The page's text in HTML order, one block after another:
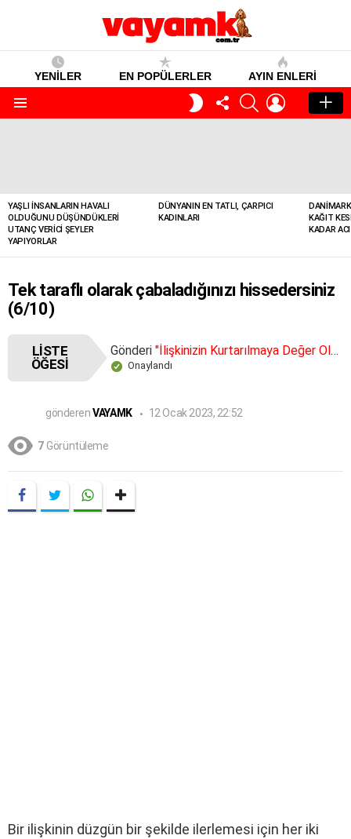
YENİLER EN POPÜLERLER AYIN ENLERI
GECE
MODU
TAKIP
ET
SEARCHGIRIŞ
YAŞLI İNSANLARIN HAVALI
OLDUĞUNU DÜŞÜNDÜKLERI
UTANÇ VERICI ŞEYLER
YAPIYORLAR
DÜNYANIN EN TATLI, ÇARPICI
KADINLARI
KAĞIT
KADAR
Tek taraflı olarak çabaladığınızı hissedersiniz
(6/10)
LISTE
ÖĞESI
Gönderi"İlişkinizin Kurtarılmaya Değer Olmadığının 10 İşareti"
Onaylandı
gönderen VAYAMK 12 Ocak 2023, 22:52
7 Görüntüleme
Bir ilişkinin düzgün bir şekilde ilerlemesi için her iki